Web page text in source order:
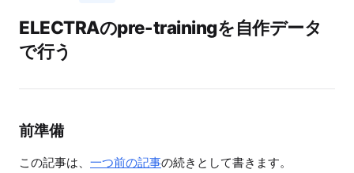
ELECTRAのpre-trainingを自作データ
で行う
前準備
この記事は、 一つ前の記事の続きとして書きます。